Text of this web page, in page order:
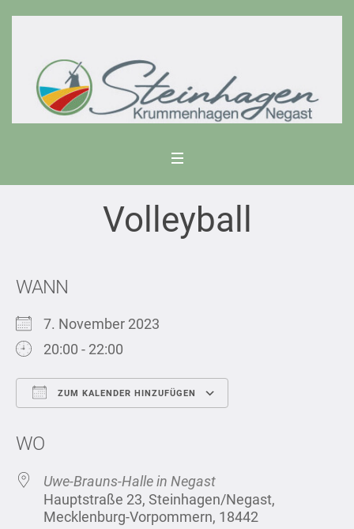
Volleyball
WANN
7. November 2023
20:00 - 22:00
ZUM KALENDER HINZUFÜGEN
WO
Uwe-Brauns-Halle in Negast
Hauptstraße 23, Steinhagen/Negast,
Mecklenburg-Vorpommern, 18442